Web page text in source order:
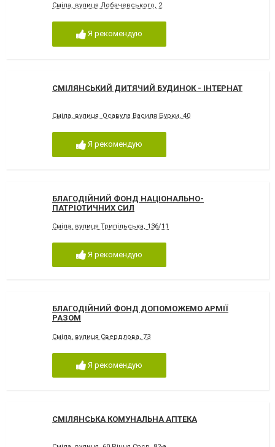
Сміла, вулиця Лобачевського, 2
Я рекомендую
СМІЛЯНСЬКИЙ ДИТЯЧИЙ БУДИНОК - ІНТЕРНАТ
Сміла, вулиця Осавула Василя Бурки, 40
Я рекомендую
БЛАГОДІЙНИЙ ФОНД НАЦІОНАЛЬНО-
ПАТРІОТИЧНИХ СИЛ
Сміла, вулиця Трипільська, 136/11
Я рекомендую
БЛАГОДІЙНИЙ ФОНД ДОПОМОЖЕМО АРМІЇ
РАЗОМ
Сміла, вулиця Свердлова, 73
Я рекомендую
СМІЛЯНСЬКА КОМУНАЛЬНА АПТЕКА